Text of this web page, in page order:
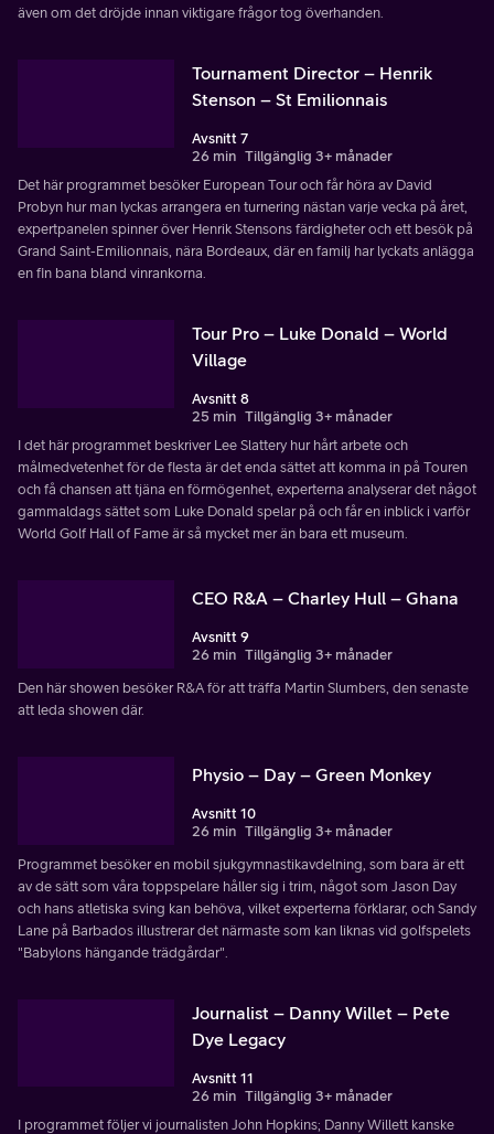
även om det dröjde innan viktigare frågor tog överhanden.
Tournament Director – Henrik
Stenson – St Emilionnais
Avsnitt 7
26 min Tillgänglig 3+ månader
Det här programmet besöker European Tour och får höra av David
Probyn hur man lyckas arrangera en turnering nästan varje vecka på året,
expertpanelen spinner över Henrik Stensons färdigheter och ett besök på
Grand Saint-Emilionnais, nära Bordeaux, där en familj har lyckats anlägga
en fin bana bland vinrankorna.
Tour Pro – Luke Donald – World
Village
Avsnitt 8
25 min Tillgänglig 3+ månader
I det här programmet beskriver Lee Slattery hur hårt arbete och
målmedvetenhet för de flesta är det enda sättet att komma in på Touren
och få chansen att tjäna en förmögenhet, experterna analyserar det något
gammaldags sättet som Luke Donald spelar på och får en inblick i varför
World Golf Hall of Fame är så mycket mer än bara ett museum.
CEO R&A – Charley Hull – Ghana
Avsnitt 9
26 min Tillgänglig 3+ månader
Den här showen besöker R&A för att träffa Martin Slumbers, den senaste
att leda showen där.
Physio – Day – Green Monkey
Avsnitt 10
26 min Tillgänglig 3+ månader
Programmet besöker en mobil sjukgymnastikavdelning, som bara är ett
av de sätt som våra toppspelare håller sig i trim, något som Jason Day
och hans atletiska sving kan behöva, vilket experterna förklarar, och Sandy
Lane på Barbados illustrerar det närmaste som kan liknas vid golfspelets
"Babylons hängande trädgårdar".
Journalist – Danny Willet – Pete
Dye Legacy
Avsnitt 11
26 min Tillgänglig 3+ månader
I programmet följer vi journalisten John Hopkins; Danny Willett kanske